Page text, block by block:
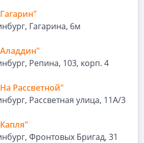
Гагарина, 6м
Репина, 103, корп. 4
Рассветной"
Рассветная улица, 11А/3
Фронтовых Бригад, 31